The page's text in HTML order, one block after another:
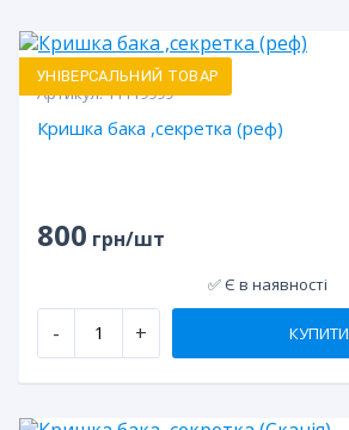
УНІВЕРСАЛЬНИЙ ТОВАР
Артикул:11119999
Кришка бака ,секретка (реф)
800 грн/шт
✅ Є в наявності
- + КУПИТИ